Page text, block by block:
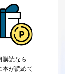
購読なら
本が読めて